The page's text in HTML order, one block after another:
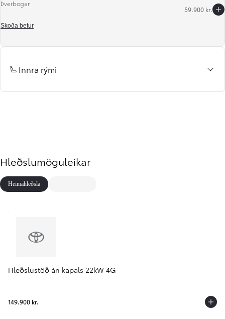
Þverbogar
59.900 kr.
Skoða betur
Innra rými
Hleðslumöguleikar
Heimahleðsla
Hleðslustöð án kapals 22kW 4G
149.900 kr.